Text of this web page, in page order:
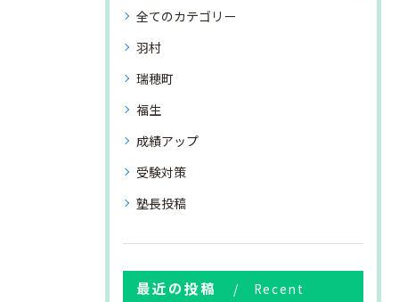
全てのカテゴリー
羽村
瑞穂町
福生
成績アップ
受験対策
塾長投稿
最近の投稿
Recent